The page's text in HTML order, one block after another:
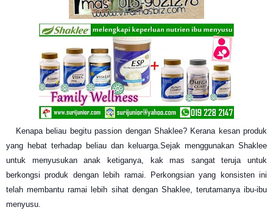
Kenapa beliau begitu passion dengan Shaklee? Kerana kesan produk
yang hebat terhadap beliau dan keluarga.Sejak menggunakan Shaklee
untuk menyusukan anak ketiganya, kak mas sangat teruja untuk
berkongsi produk dengan lebih ramai. Perkongsian yang konsisten ini
telah membantu ramai lebih sihat dengan Shaklee, terutamanya ibu-ibu
menyusu.